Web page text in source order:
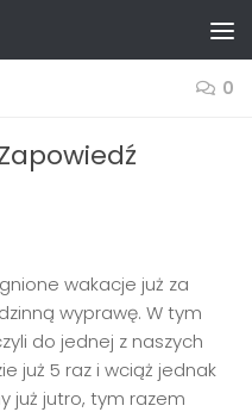
0
wakacje już za
wyprawę. W tym
do jednej z naszych
już 5 raz i wciąż jednak
już jutro, tym razem